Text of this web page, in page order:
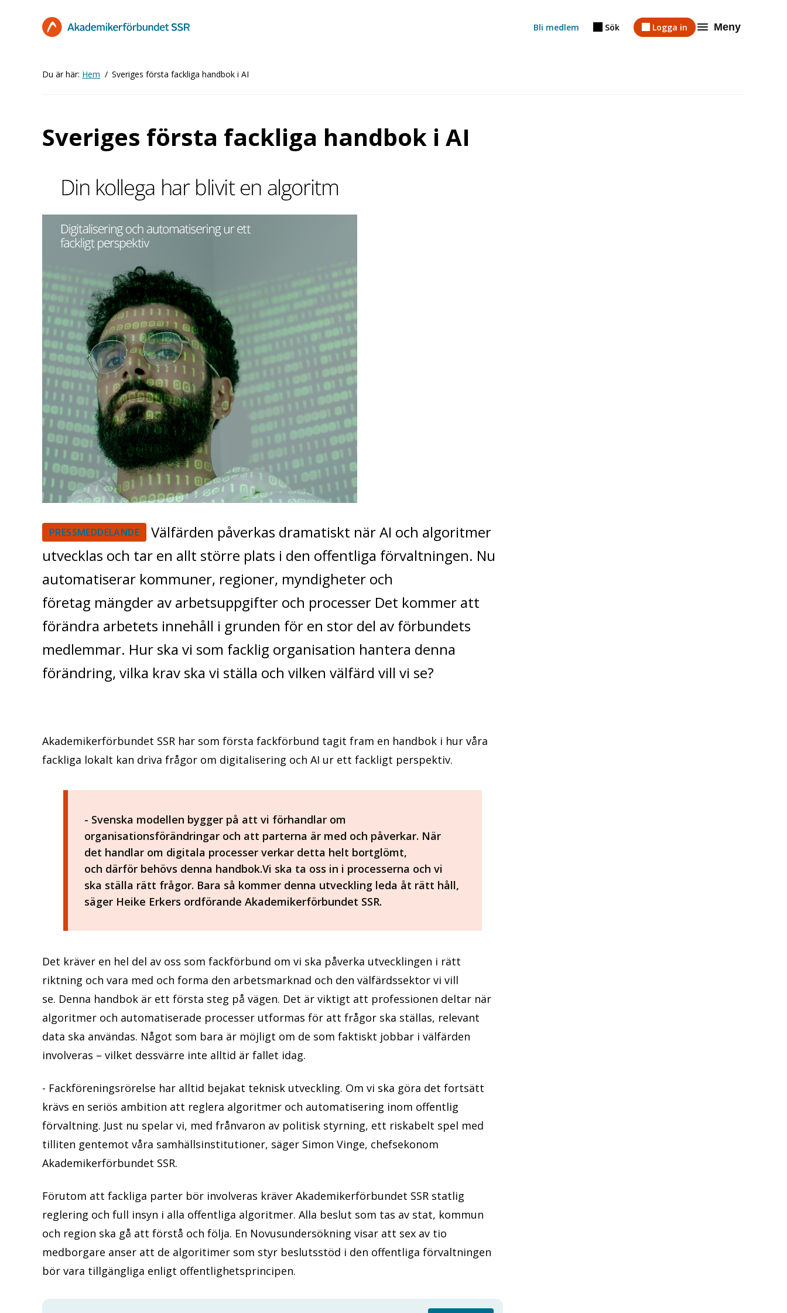
Bli medlem Sök Logga in Meny
Du är här: Hem Sveriges första fackliga handbok i AI
Sveriges första fackliga handbok i AI
PRESSMEDDELANDE
Välfärden påverkas dramatiskt när AI och algoritmer
utvecklas och tar en allt större plats i den offentliga förvaltningen. Nu
automatiserar kommuner, regioner, myndigheter och
företag mängder av arbetsuppgifter och processer Det kommer att
förändra arbetets innehåll i grunden för en stor del av förbundets
medlemmar. Hur ska vi som facklig organisation hantera denna
förändring, vilka krav ska vi ställa och vilken välfärd vill vi se?
Akademikerförbundet SSR har som första fackförbund tagit fram en handbok i hur våra
fackliga lokalt kan driva frågor om digitalisering och AI ur ett fackligt perspektiv.
- Svenska modellen bygger på att vi förhandlar om
organisationsförändringar och att parterna är med och påverkar. När
det handlar om digitala processer verkar detta helt bortglömt,
och därför behövs denna handbok.Vi ska ta oss in i processerna och vi
ska ställa rätt frågor. Bara så kommer denna utveckling leda åt rätt håll,
säger Heike Erkers ordförande Akademikerförbundet SSR.
Det kräver en hel del av oss som fackförbund om vi ska påverka utvecklingen i rätt
riktning och vara med och forma den arbetsmarknad och den välfärdssektor vi vill
se. Denna handbok är ett första steg på vägen. Det är viktigt att professionen deltar när
algoritmer och automatiserade processer utformas för att frågor ska ställas, relevant
data ska användas. Något som bara är möjligt om de som faktiskt jobbar i välfärden
involveras – vilket dessvärre inte alltid är fallet idag.
- Fackföreningsrörelse har alltid bejakat teknisk utveckling. Om vi ska göra det fortsätt
krävs en seriös ambition att reglera algoritmer och automatisering inom offentlig
förvaltning. Just nu spelar vi, med frånvaron av politisk styrning, ett riskabelt spel med
tilliten gentemot våra samhällsinstitutioner, säger Simon Vinge, chefsekonom
Akademikerförbundet SSR.
Förutom att fackliga parter bör involveras kräver Akademikerförbundet SSR statlig
reglering och full insyn i alla offentliga algoritmer. Alla beslut som tas av stat, kommun
och region ska gå att förstå och följa. En Novusundersökning visar att sex av tio
medborgare anser att de algoritimer som styr beslutsstöd i den offentliga förvaltningen
bör vara tillgängliga enligt offentlighetsprincipen.